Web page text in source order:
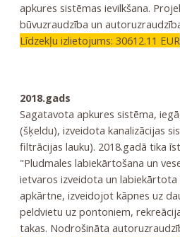
apkures sistēmas ievilkšana.
būvuzraudzība un
Līdzekļu izlietojums: 30612.11 EUR
2018.gads
Sagatavota apkures sistēma,
(šķeldu), izveidota kanalizācijas
filtrācijas lauku). 2018.gadā tika
"Pludmales labiekārtošana un
ietvaros izveidota un
apkārtne, izveidojot kāpnes uz
peldvietu uz pontoniem,
takas. Nodrošināta